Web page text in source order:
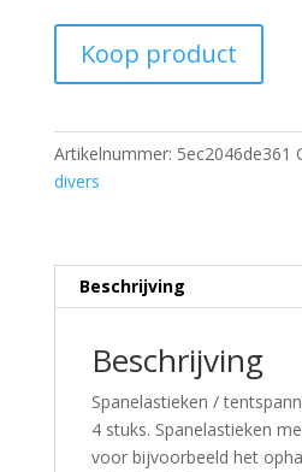
Koop product
Artikelnummer: 5ec2046de361
divers
Beschrijving
Beschrijving
Spanelastieken /
4 stuks. Spanelastieken
voor bijvoorbeeld het